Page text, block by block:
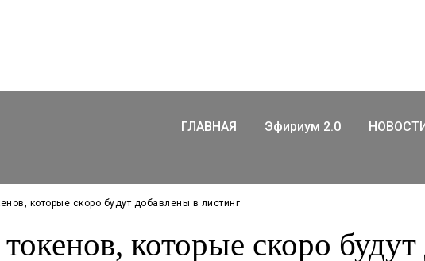
ГЛАВНАЯ Эфириум 2.0
которые скоро будут добавлены ​​в листинг
которые скоро